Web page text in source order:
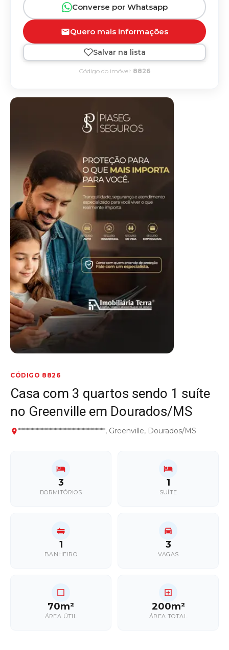
CÓDIGO 8826
Casa com 3 quartos sendo 1 suíte
no Greenville em Dourados/MS
**********************************, Greenville, Dourados/MS
3
DORMITÓRIOS
1
SUÍTE
1
BANHEIRO
3
VAGAS
70m²
ÁREA ÚTIL
200m²
ÁREA TOTAL
Converse por Whatsapp
Quero mais informações
Salvar na lista
Código do imóvel: 8826